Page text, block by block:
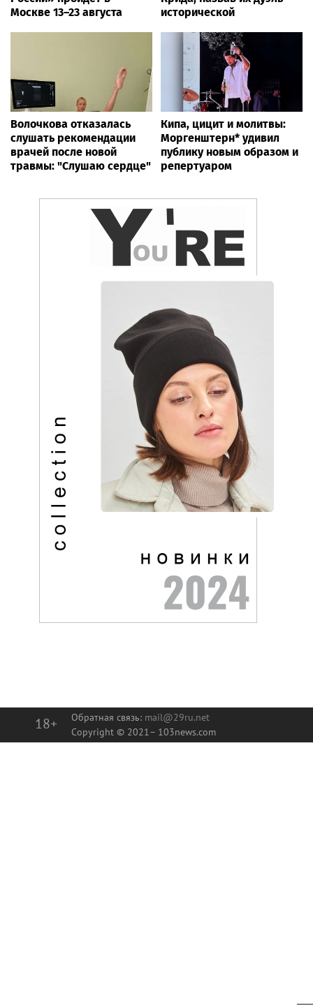
Москве 13–23 августа
исторической
Волочкова отказалась
слушать рекомендации
врачей после новой
травмы: "Слушаю сердце"
Кипа, цицит и молитвы:
Моргенштерн* удивил
публику новым образом и
репертуаром
18+ Обратная связь: mail@29ru.net
Copyright © 2021– 103news.com